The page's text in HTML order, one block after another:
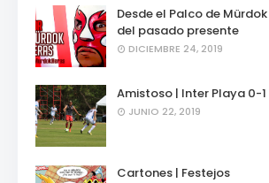
Desde el Palco de
del pasado presente
DICIEMBRE 24, 2019
Amistoso | Inter Playa 0-
JUNIO 22, 2019
Cartones | Festejos